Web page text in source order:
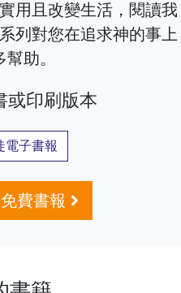
用且改變生活，閱讀我
列對您在追求神的事上
助。
或印刷版本
電子書報
費書報